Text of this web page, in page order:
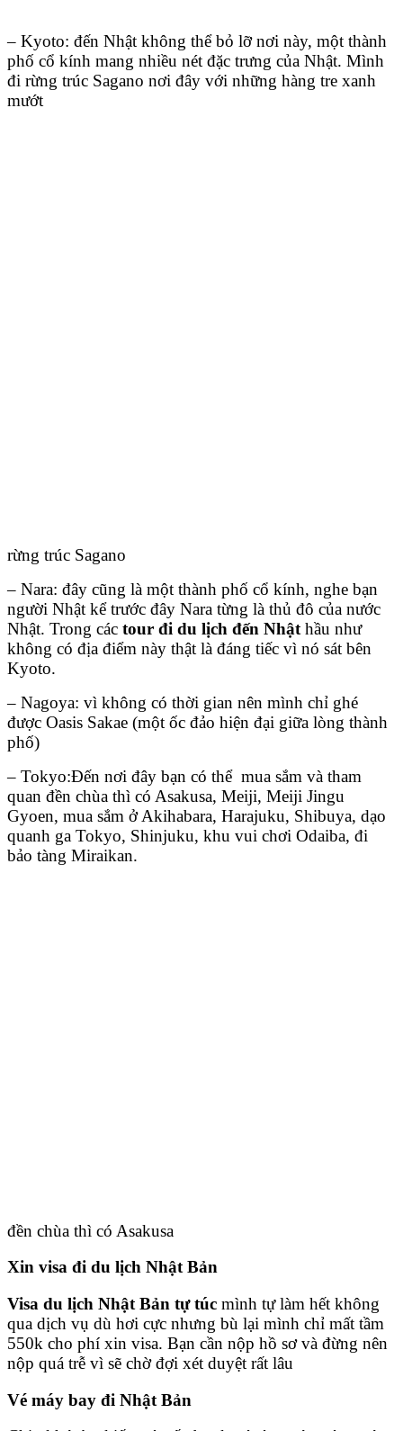
– Kyoto: đến Nhật không thể bỏ lỡ nơi này, một thành
phố cổ kính mang nhiều nét đặc trưng của Nhật. Mình
đi rừng trúc Sagano nơi đây với những hàng tre xanh
mướt
rừng trúc Sagano
– Nara: đây cũng là một thành phố cổ kính, nghe bạn
người Nhật kể trước đây Nara từng là thủ đô của nước
Nhật. Trong các tour đi du lịch đến Nhật hầu như
không có địa điểm này thật là đáng tiếc vì nó sát bên
Kyoto.
– Nagoya: vì không có thời gian nên mình chỉ ghé
được Oasis Sakae (một ốc đảo hiện đại giữa lòng thành
phố)
– Tokyo:Đến nơi đây bạn có thể mua sắm và tham
quan đền chùa thì có Asakusa, Meiji, Meiji Jingu
Gyoen, mua sắm ở Akihabara, Harajuku, Shibuya, dạo
quanh ga Tokyo, Shinjuku, khu vui chơi Odaiba, đi
bảo tàng Miraikan.
đền chùa thì có Asakusa
Xin visa đi du lịch Nhật Bản
Visa du lịch Nhật Bản tự túc mình tự làm hết không
qua dịch vụ dù hơi cực nhưng bù lại mình chỉ mất tầm
550k cho phí xin visa. Bạn cần nộp hồ sơ và đừng nên
nộp quá trễ vì sẽ chờ đợi xét duyệt rất lâu
Vé máy bay đi Nhật Bản